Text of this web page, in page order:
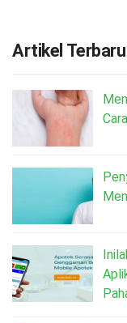
Artikel Terbaru